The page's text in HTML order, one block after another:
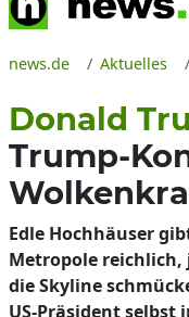
news.de Aktuelles
Donald
Trump-
Edle Hochhäuser
Metropole reichlich,
die Skyline
US-Präsident selbst